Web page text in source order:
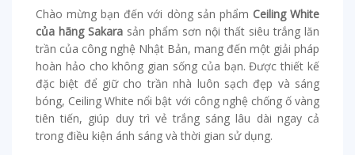
Chào mừng bạn đến với dòng sản phẩm Ceiling White
của hãng Sakara sản phẩm sơn nội thất siêu trắng lăn
trần của công nghệ Nhật Bản, mang đến một giải pháp
hoàn hảo cho không gian sống của bạn. Được thiết kế
đặc biệt để giữ cho trần nhà luôn sạch đẹp và sáng
bóng, Ceiling White nổi bật với công nghệ chống ố vàng
tiên tiến, giúp duy trì vẻ trắng sáng lâu dài ngay cả
trong điều kiện ánh sáng và thời gian sử dụng.